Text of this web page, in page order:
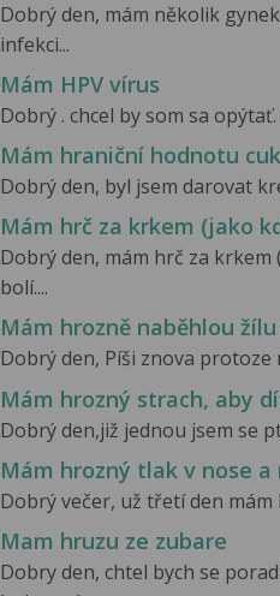
Dobrý den, mám několik
infekci...
Mám HPV vírus
Dobrý . chcel by som sa
Mám hraniční hodnotu
Dobrý den, byl jsem darovat
Mám hrč za krkem (jako
Dobrý den, mám hrč za
bolí....
Mám hrozně naběhlou
Dobrý den, Píši znova protoze
Mám hrozný strach, aby
Dobrý den,již jednou jsem se
Mám hrozný tlak v nose
Dobrý večer, už třetí den
Mam hruzu ze zubare
Dobry den, chtel bych se